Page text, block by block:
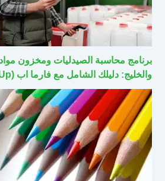
برنامج محاسبة الصيدليات ومخزون
والخليج: دليلك الشامل مع فارما اب (PharmUp)